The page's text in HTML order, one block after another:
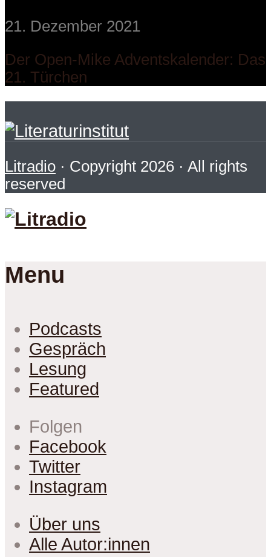
21. Dezember 2021
Der Open-Mike Adventskalender: Das
21. Türchen
Litradio · Copyright 2026 · All rights
reserved
Menu
Podcasts
Gespräch
Lesung
Featured
Folgen
Facebook
Twitter
Instagram
Über uns
Alle Autor:innen